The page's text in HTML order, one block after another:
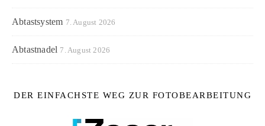
Abtastsystem 7. August 2026
Abtastnadel 7. August 2026
DER EINFACHSTE WEG ZUR FOTOBEARBEITUNG